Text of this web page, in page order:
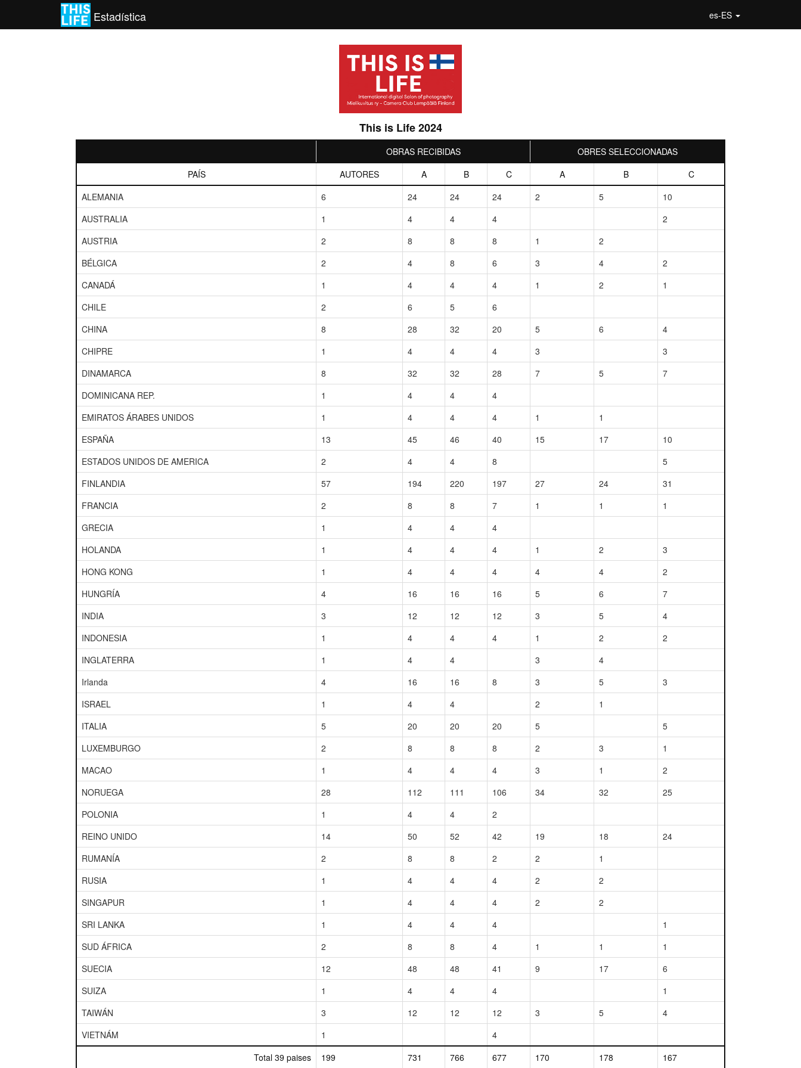
Estadística es-ES
This is Life 2024
OBRAS RECIBIDAS
OBRES SELECCIONADAS
PAÍS
AUTORES A B C A B
C
ALEMANIA
6 24 24 24 2 5
10
AUSTRALIA
1 4 4 4
2
AUSTRIA
2 8 8 8 1
2
BÉLGICA
2 4 8 6 3 4
2
CANADÁ
1 4 4 4 1 2
1
CHILE
2 6 5
6
CHINA
8 28 32 20 5 6
4
CHIPRE
1 4 4 4 3
3
DINAMARCA
8 32 32 28 7 5
7
DOMINICANA REP.
1 4 4
4
EMIRATOS ÁRABES UNIDOS
1 4 4 4 1
1
ESPAÑA
13 45 46 40 15 17
10
ESTADOS UNIDOS DE AMERICA
2 4 4 8
5
FINLANDIA
57 194 220 197 27 24
31
FRANCIA
2 8 8 7 1 1
1
GRECIA
1 4 4
4
HOLANDA
1 4 4 4 1 2
3
HONG KONG
1 4 4 4 4 4
2
HUNGRÍA
4 16 16 16 5 6
7
INDIA
3 12 12 12 3 5
4
INDONESIA
1 4 4 4 1 2
2
INGLATERRA
1 4 4 3
4
Irlanda
4 16 16 8 3 5
3
ISRAEL
1 4 4 2
1
ITALIA
5 20 20 20 5
5
LUXEMBURGO
2 8 8 8 2 3
1
MACAO
1 4 4 4 3 1
2
NORUEGA
28 112 111 106 34 32
25
POLONIA
1 4 4
2
REINO UNIDO
14 50 52 42 19 18
24
RUMANÍA
2 8 8 2 2
1
RUSIA
1 4 4 4 2
2
SINGAPUR
1 4 4 4 2
2
SRI LANKA
1 4 4 4
1
SUD ÁFRICA
2 8 8 4 1 1
1
SUECIA
12 48 48 41 9 17
6
SUIZA
1 4 4 4
1
TAIWÁN
3 12 12 12 3 5
4
VIETNÁM
1
4
Total 39 paises
199 731 766 677 170 178 167